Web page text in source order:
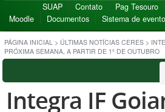
SUAP Contato Pag Tesouro
Moodle
Documentos Sistema de
PÁGINA INICIAL > ÚLTIMAS NOTÍCIAS CERES >
PRÓXIMA SEMANA, A PARTIR DE 1º DE OUTUBRO
Integra IF